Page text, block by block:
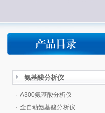
氨基酸分析仪
· A300氨基酸分析仪
· 全自动氨基酸分析仪